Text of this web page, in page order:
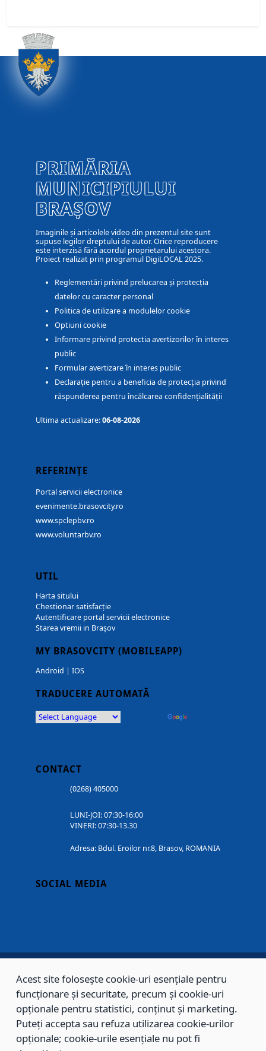
PRIMĂRIA
MUNICIPIULUI
BRAȘOV
Imaginile și articolele video din prezentul site sunt
supuse legilor dreptului de autor. Orice reproducere
este interzisă fără acordul proprietarului acestora.
Proiect realizat prin programul DigiLOCAL 2025.
Reglementări privind prelucarea și protecția
datelor cu caracter personal
Politica de utilizare a modulelor cookie
Optiuni cookie
Informare privind protectia avertizorilor în interes
public
Formular avertizare în interes public
Declarație pentru a beneficia de protecția privind
răspunderea pentru încălcarea confidențialității
Ultima actualizare:06-08-2026
REFERINȚE
Portal servicii electronice
evenimente.brasovcity.ro
www.spclepbv.ro
www.voluntarbv.ro
UTIL
Harta sitului
Chestionar satisfacție
Autentificare portal servicii electronice
Starea vremii in Brașov
MY BRASOVCITY (MOBILEAPP)
Android | IOS
TRADUCERE AUTOMATĂ
CONTACT
(0268) 405000
LUNI-JOI: 07:30-16:00
VINERI: 07:30-13.30
Adresa: Bdul. Eroilor nr.8, Brasov, ROMANIA
SOCIAL MEDIA
Copyright © 2002 - 2026 - PRIMĂRIA MUNICIPIULUI BRAȘOV, toate drepturile
rezervate.
Sitemap Contact
Acest site folosește cookie-uri esențiale pentru
funcționare și securitate, precum și cookie-uri
opționale pentru statistici, conținut și marketing.
Puteți accepta sau refuza utilizarea cookie-urilor
opționale; cookie-urile esențiale nu pot fi